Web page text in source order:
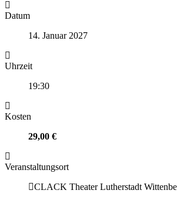
Datum
14. Januar 2027
Uhrzeit
19:30
Kosten
29,00 €
Veranstaltungsort
CLACK Theater Lutherstadt